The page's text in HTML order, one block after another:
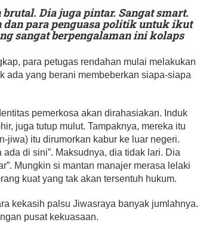
Dia juga pintar. Sangat smart.
dan para penguasa politik untuk ikut
sangat berpengalaman ini kolaps
para petugas rendahan mulai melakukan
ada yang berani membeberkan siapa-siapa
pemerkosa akan dirahasiakan. Induk
juga tutup mulut. Tampaknya, mereka itu
jiwa) itu dirumorkan kabur ke luar negeri.
di sini”. Maksudnya, dia tidak lari. Dia
Mungkin si mantan manajer merasa lelaki
kuat yang tak akan tersentuh hukum.
kekasih palsu Jiwasraya banyak jumlahnya.
pusat kekuasaan.